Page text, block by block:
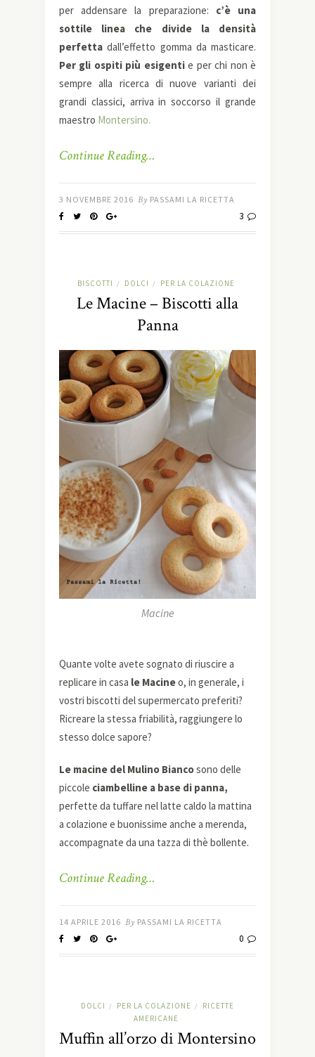
per addensare la preparazione: c’è una
sottile linea che divide la densità
perfetta dall’effetto gomma da masticare.
Per gli ospiti più esigentie per chi non è
sempre alla ricerca di nuove varianti dei
grandi classici, arriva in soccorso il grande
maestro Montersino.
Continue Reading…
3 NOVEMBRE 2016 By PASSAMI LA RICETTA
3
BISCOTTI / DOLCI / PER LA COLAZIONE
Le Macine – Biscotti alla
Panna
Macine
Quante volte avete sognato di riuscire a
replicare in casa le Macineo, in generale, i
vostri biscotti del supermercato preferiti?
Ricreare la stessa friabilità, raggiungere lo
stesso dolce sapore?
Le macine del Mulino Biancosono delle
piccole ciambelline a base di panna,
perfette da tuffare nel latte caldo la mattina
a colazione e buonissime anche a merenda,
accompagnate da una tazza di thè bollente.
Continue Reading…
14 APRILE 2016 By PASSAMI LA RICETTA
0
DOLCI / PER LA COLAZIONE /
RICETTE
AMERICANE
Muffin all’orzo di Montersino